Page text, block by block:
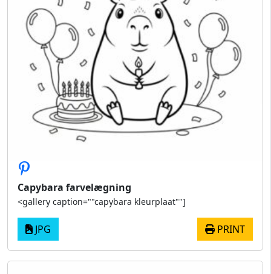
Capybara farvelægning
<gallery caption=""capybara kleurplaat""]
JPG PRINT